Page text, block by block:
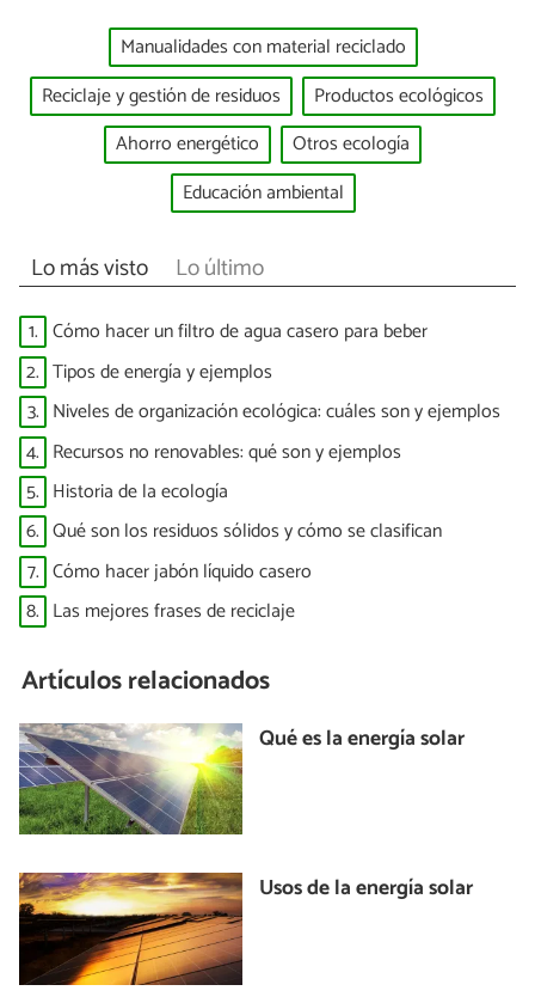
Manualidades con material reciclado
Reciclaje y gestión de residuos
Productos ecológicos
Ahorro energético
Otros ecología
Educación ambiental
Lo más visto Lo último
1. Cómo hacer un filtro de agua casero para beber
2. Tipos de energía y ejemplos
3. Niveles de organización ecológica: cuáles son y ejemplos
4. Recursos no renovables: qué son y ejemplos
5. Historia de la ecología
6. Qué son los residuos sólidos y cómo se clasifican
7. Cómo hacer jabón líquido casero
8. Las mejores frases de reciclaje
Artículos relacionados
Qué es la energía solar
Usos de la energía solar